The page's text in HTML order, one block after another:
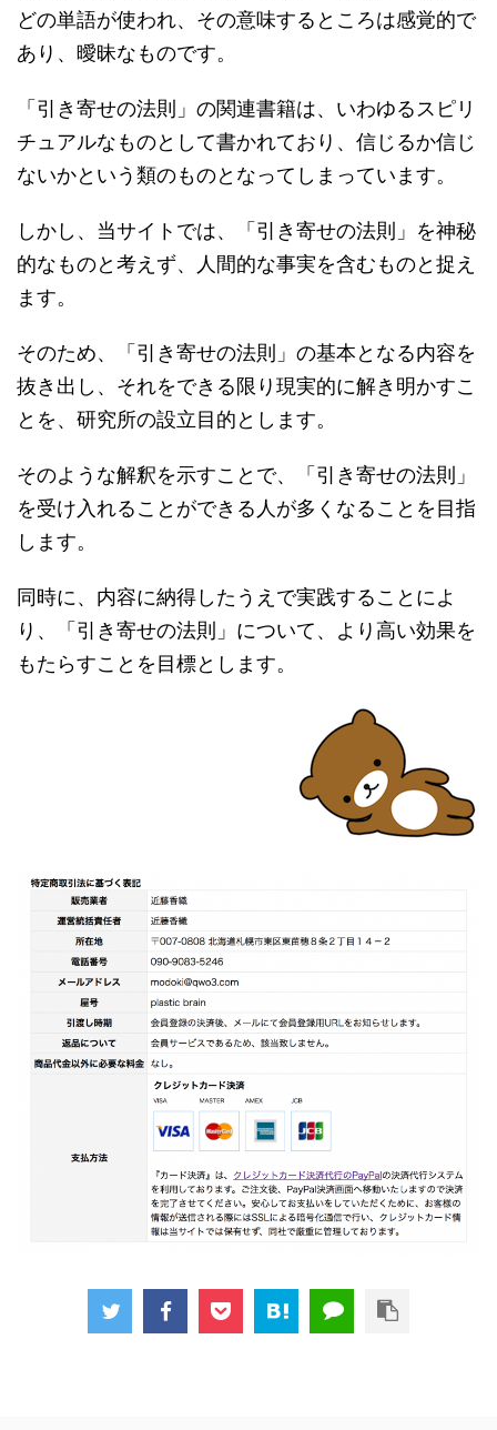
どの単語が使われ、その意味するところは感覚的で
あり、曖昧なものです。
「引き寄せの法則」の関連書籍は、いわゆるスピリ
チュアルなものとして書かれており、信じるか信じ
ないかという類のものとなってしまっています。
しかし、当サイトでは、「引き寄せの法則」を神秘
的なものと考えず、人間的な事実を含むものと捉え
ます。
そのため、「引き寄せの法則」の基本となる内容を
抜き出し、それをできる限り現実的に解き明かすこ
とを、研究所の設立目的とします。
そのような解釈を示すことで、「引き寄せの法則」
を受け入れることができる人が多くなることを目指
します。
同時に、内容に納得したうえで実践することによ
り、「引き寄せの法則」について、より高い効果を
もたらすことを目標とします。